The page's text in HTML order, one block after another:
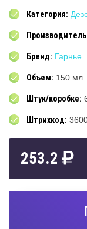
Категория:
Бренд: Гарнье
Объем: 150 мл
Штук/коробке:
Штрихкод:
253.2